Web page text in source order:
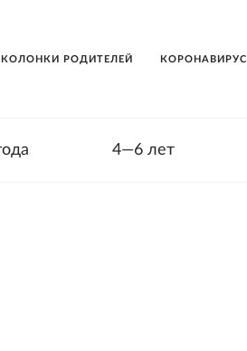
КОЛОНКИ РОДИТЕЛЕЙ КОРОНАВИРУС
4—6 лет